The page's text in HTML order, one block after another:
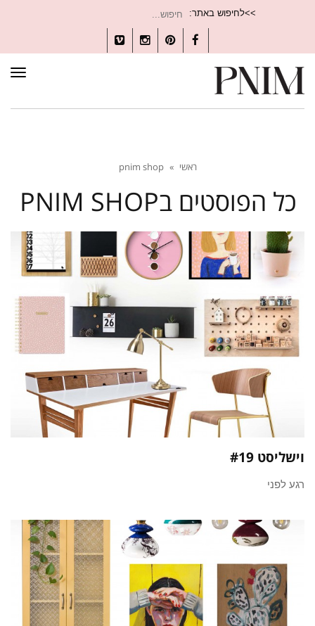
>>לחיפוש באתר:
עבור:
Facebook
Pinterest
Instagram
Vimeo
ראשי »
pnim shop
כל הפוסטים בPNIM SHOP
וישליסט #19
רגע לפני